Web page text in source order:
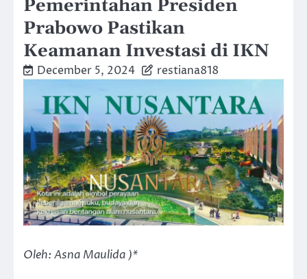
Pemerintahan Presiden
Prabowo Pastikan
Keamanan Investasi di IKN
December 5, 2024 restiana818
Oleh: Asna Maulida )*